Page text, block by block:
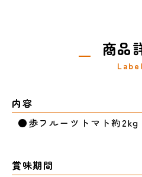
商品
内容
●歩フルーツトマト約2kg
賞味期間